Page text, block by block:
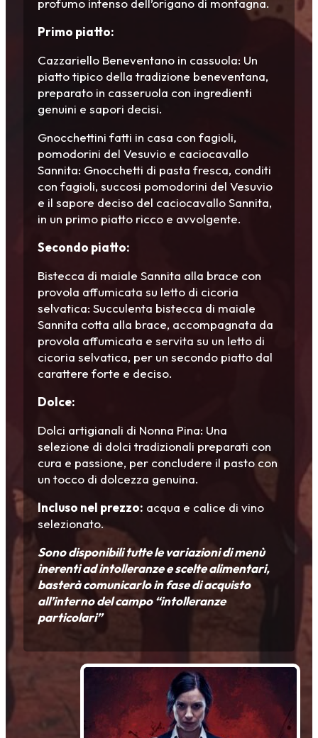
profumo intenso dell’origano di montagna.
Primo piatto:
Cazzariello Beneventano in cassuola: Un
piatto tipico della tradizione beneventana,
preparato in casseruola con ingredienti
genuini e sapori decisi.
Gnocchettini fatti in casa con fagioli,
pomodorini del Vesuvio e caciocavallo
Sannita: Gnocchetti di pasta fresca, conditi
con fagioli, succosi pomodorini del Vesuvio
e il sapore deciso del caciocavallo Sannita,
in un primo piatto ricco e avvolgente.
Secondo piatto:
Bistecca di maiale Sannita alla brace con
provola affumicata su letto di cicoria
selvatica: Succulenta bistecca di maiale
Sannita cotta alla brace, accompagnata da
provola affumicata e servita su un letto di
cicoria selvatica, per un secondo piatto dal
carattere forte e deciso.
Dolce:
Dolci artigianali di Nonna Pina: Una
selezione di dolci tradizionali preparati con
cura e passione, per concludere il pasto con
un tocco di dolcezza genuina.
Incluso nel prezzo: acqua e calice di vino
selezionato.
Sono disponibili tutte le variazioni di menù
inerenti ad intolleranze e scelte alimentari,
basterà comunicarlo in fase di acquisto
all’interno del campo “intolleranze
particolari”